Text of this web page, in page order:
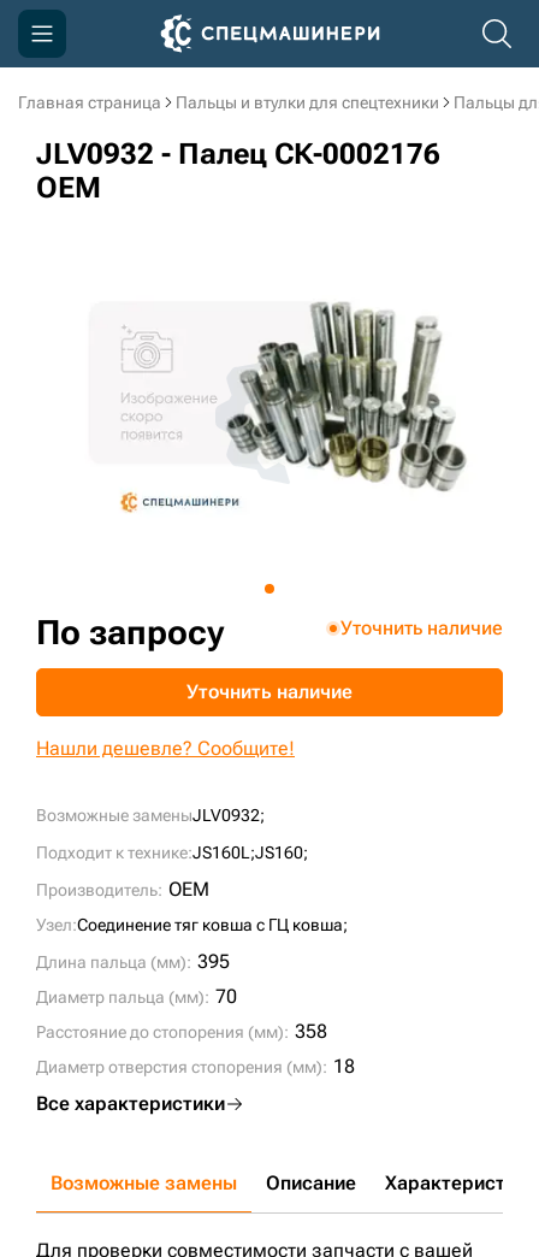
Главная страница Пальцы и втулки для спецтехники Пальцы
JLV0932 - Палец СК-0002176
OEM
Возможные заменыJLV0932;
Подходит к технике:JS160L;JS160;
Производитель: OEM
Узел:Соединение тяг ковша с ГЦ ковша;
Длина пальца (мм): 395
Диаметр пальца (мм): 70
Расстояние до стопорения (мм): 358
Диаметр отверстия стопорения (мм): 18
Все характеристики
По запросу Уточнить наличие
Уточнить наличие
Нашли дешевле? Сообщите!
Возможные замены Описание Характеристики
Для проверки совместимости запчасти с вашей
Компания
Акции
3D тур по производству
3D тур по складам
sksale@skdst.ru